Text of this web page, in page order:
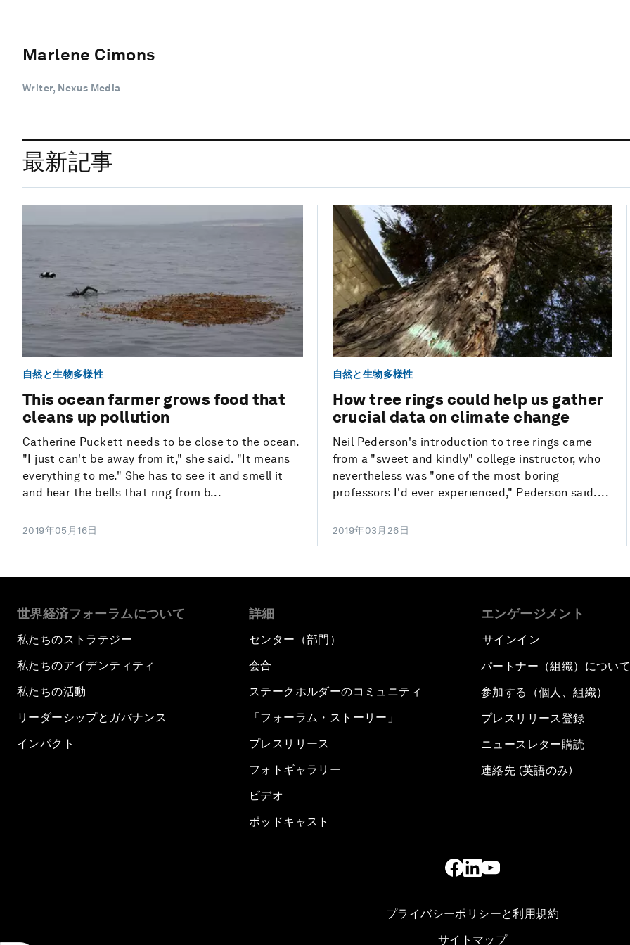
Marlene Cimons
Writer, Nexus Media
最新記事
自然と生物多様性
This ocean farmer grows food that
cleans up pollution
Catherine Puckett needs to be close to the ocean.
"I just can't be away from it," she said. "It means
everything to me." She has to see it and smell it
and hear the bells that ring from b...
2019年05月16日
自然と生物多様性
How tree rings could help us gather
crucial data on climate change
Neil Pederson's introduction to tree rings came
from a "sweet and kindly" college instructor, who
nevertheless was "one of the most boring
professors I'd ever experienced," Pederson said....
2019年03月26日
世界経済フォーラムについて
私たちのストラテジー
私たちのアイデンティティ
私たちの活動
リーダーシップとガバナンス
インパクト
詳細
センター（部門）
会合
ステークホルダーのコミュニティ
「フォーラム・ストーリー」
プレスリリース
フォトギャラリー
ビデオ
ポッドキャスト
エンゲージメント
サインイン
パートナー（組織）について
参加する（個人、組織）
プレスリリース登録
ニュースレター購読
連絡先 (英語のみ)
プライバシーポリシーと利用規約
サイトマップ